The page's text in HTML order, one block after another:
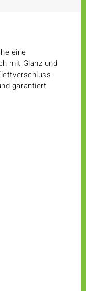
eine
mit Glanz und
garantiert